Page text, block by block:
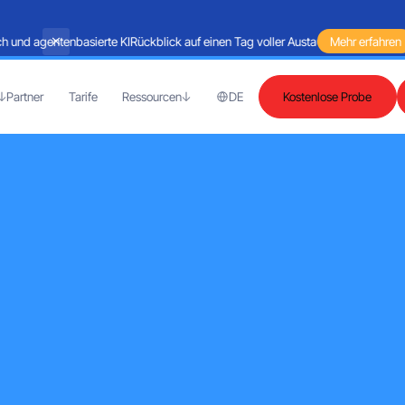
agentenbasierte KIRückblick auf einen Tag voller Austausch rund um
Mehr erfahren
Partner Tarife Ressourcen DE Kostenlose Probe